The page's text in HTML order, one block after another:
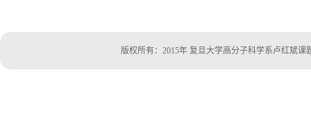
版权所有：2015年 复旦大学高分子科学系卢